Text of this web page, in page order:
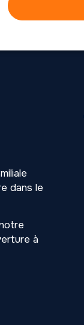
dans le
à